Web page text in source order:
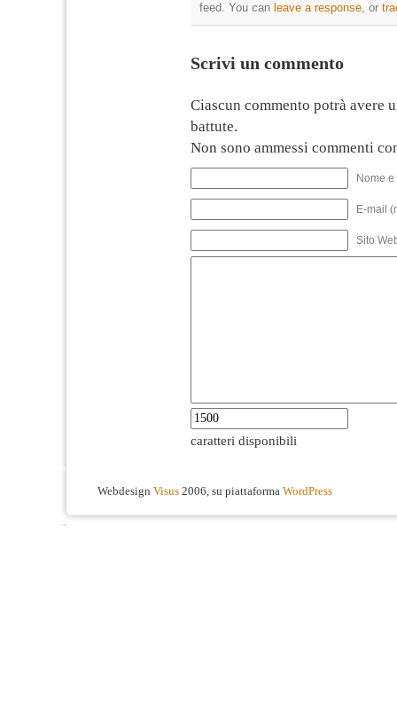
feed. You can leave a response, or
Scrivi un commento
Ciascun commento potrà avere
battute.
Non sono ammessi commenti
Nome
E-mail
Sito
caratteri disponibili
Webdesign Visus 2006, su piattaforma WordPress